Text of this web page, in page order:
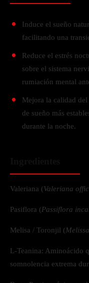
Induce el sueño
facilitando una
Reduce el estrés
sobre el sistema
rumiación mental
Mejora la calidad
de sueño más
durante la noche.
Valeriana (Valeriana
Pasiflora (Passiflora
Melisa / Toronjil (
L-Teanina: Aminoácido
somnolencia extrema